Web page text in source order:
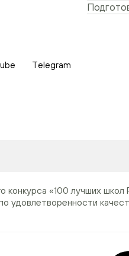
Telegram
конкурса «100 лучших школ
удовлетворенности